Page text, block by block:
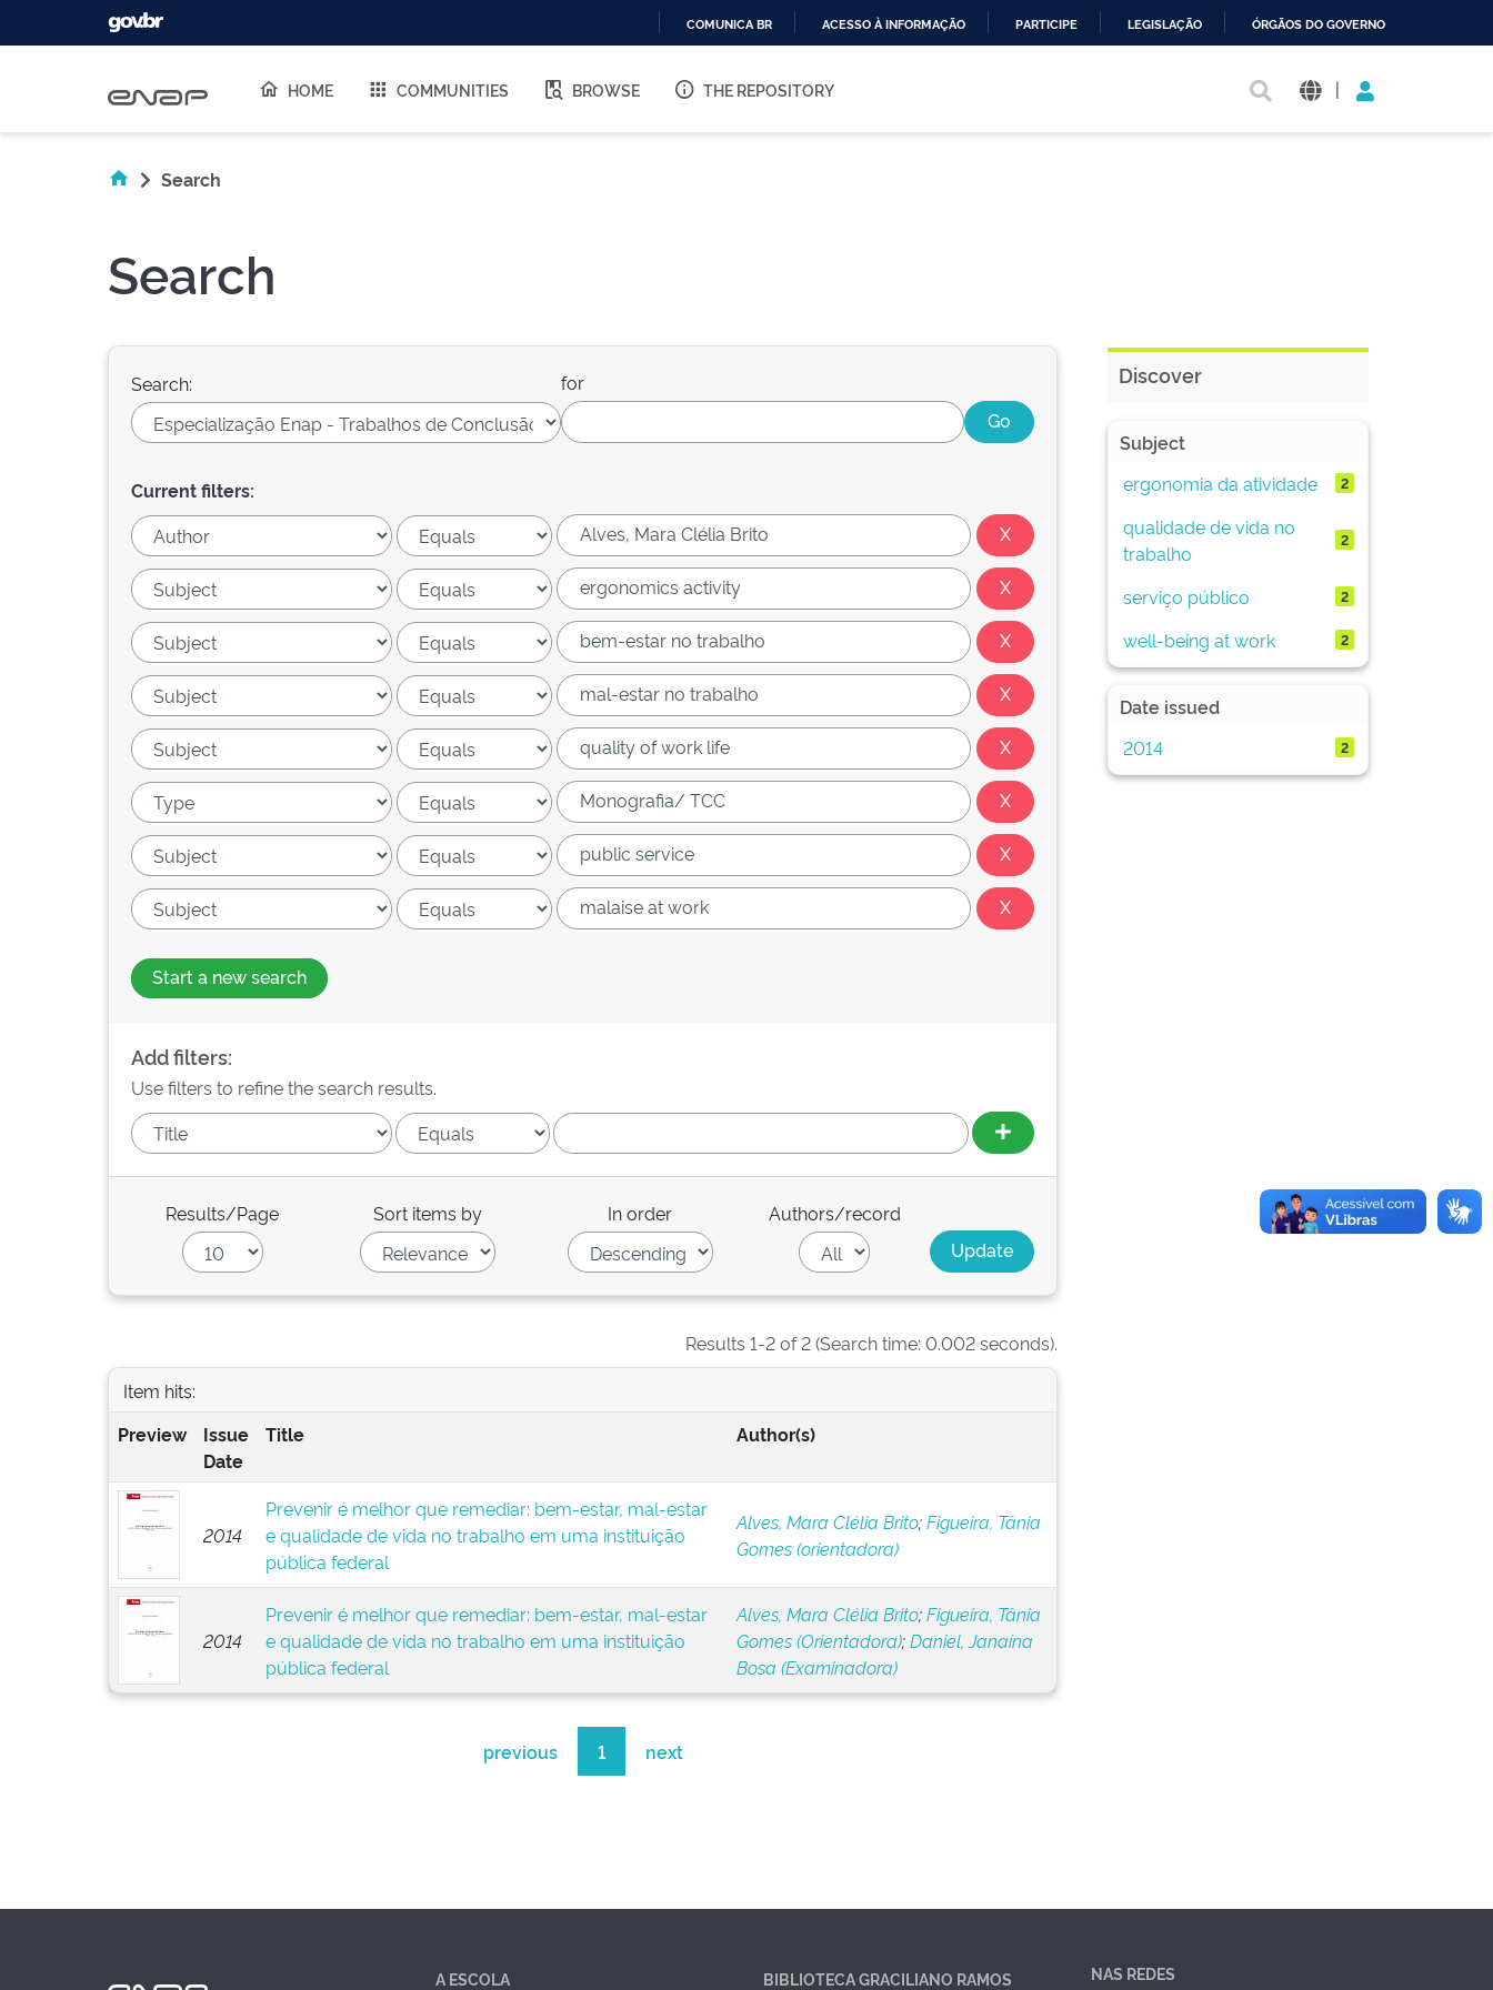
O
COMUNICA BR ACESSO À INFORMAÇÃO PARTICIPE LEGISLAÇÃO ÓRGÃOS DO GOVERNO
HOME COMMUNITIES BROWSE THE REPOSITORY |
Search
Search
Search: for
Current filters:
Start a new search
Add filters:
Use filters to refine the search results.
Results/Page Sort items by In order Authors/record
Results 1-2 of 2 (Search time: 0.002 seconds).
Item hits:
Preview
Issue
Date
Title Author(s)
2014
Prevenir é melhor que remediar: bem-estar, mal-estar
e qualidade de vida no trabalho em uma instituição
pública federal
Alves, Mara Clélia Brito;Figueira, Tânia
Gomes (orientadora)
2014
Prevenir é melhor que remediar: bem-estar, mal-estar
e qualidade de vida no trabalho em uma instituição
pública federal
Alves, Mara Clélia Brito;Figueira, Tânia
Gomes (Orientadora);Daniel, Janaína
Bosa (Examinadora)
previous 1 next
Discover
Subject
ergonomia da atividade
2
qualidade de vida no
trabalho
2
serviço público 2
well-being at work 2
Date issued
2014
2
A ESCOLA BIBLIOTECA GRACILIANO RAMOS NAS REDES